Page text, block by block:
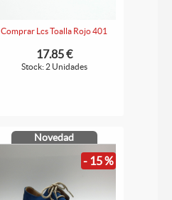
Comprar Lcs Toalla Rojo 401
17.85 €
Stock: 2 Unidades
Novedad
- 15 %